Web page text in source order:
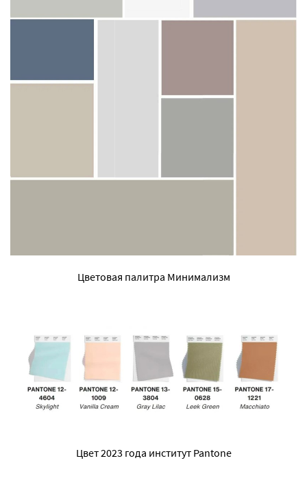
Цветовая палитра Минимализм
Цвет 2023 года институт Pantone